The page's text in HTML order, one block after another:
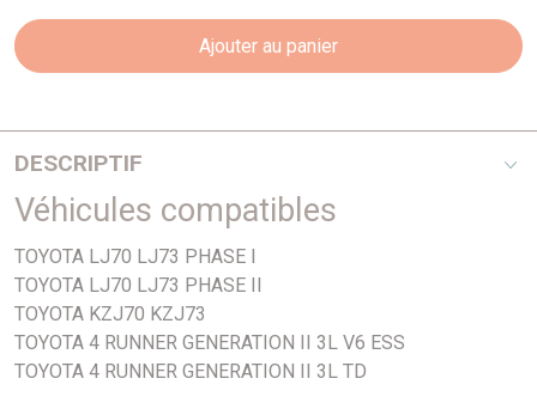
Ajouter au panier
DESCRIPTIF
254mm x 50mm
Véhicules compatibles
TOYOTA LJ70 LJ73 PHASE I
TOYOTA LJ70 LJ73 PHASE II
TOYOTA KZJ70 KZJ73
TOYOTA 4 RUNNER GENERATION II 3L V6 ESS
TOYOTA 4 RUNNER GENERATION II 3L TD